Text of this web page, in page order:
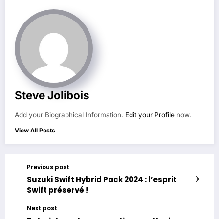
Steve Jolibois
Add your Biographical Information. Edit your Profile now.
View All Posts
Previous post
Suzuki Swift Hybrid Pack 2024 : l’esprit
Swift préservé !
Next post